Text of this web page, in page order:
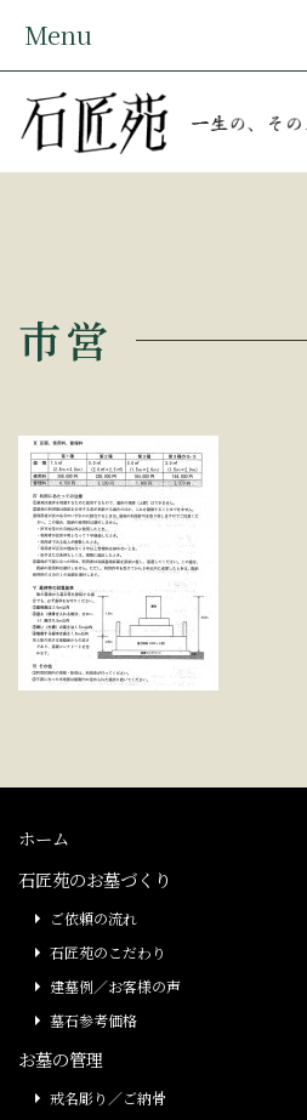
Menu
市営
ホーム
石匠苑のお墓づくり
ご依頼の流れ
石匠苑のこだわり
建墓例／お客様の声
墓石参考価格
お墓の管理
戒名彫り／ご納骨